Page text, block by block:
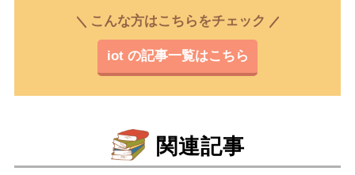
こんな方はこちらをチェック
iot の記事一覧はこちら
関連記事